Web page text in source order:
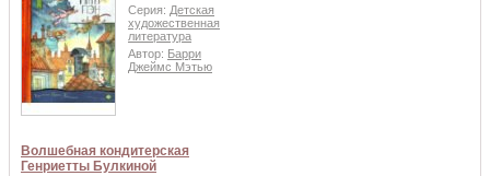
Серия: Детская
художественная
литература
Автор: Барри
Джеймс Мэтью
Волшебная кондитерская
Генриетты Булкиной